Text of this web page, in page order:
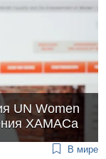
UN Women
ХАМАСа
В мире